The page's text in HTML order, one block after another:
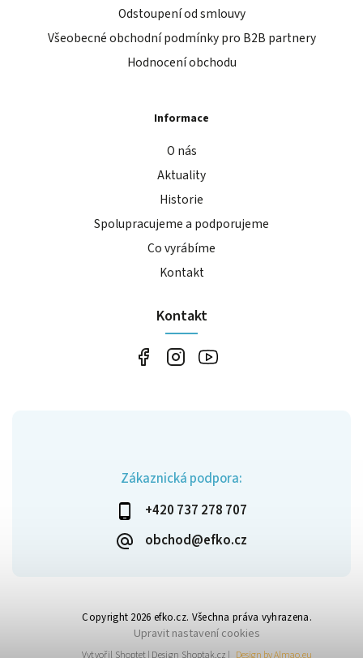
Zákaznická podpora:
+420 737 278 707
obchod@efko.cz
Odstoupení od smlouvy
Všeobecné obchodní podmínky pro B2B partnery
Hodnocení obchodu
Informace
O nás
Aktuality
Historie
Spolupracujeme a podporujeme
Co vyrábíme
Kontakt
Kontakt
Copyright 2026 efko.cz. Všechna práva vyhrazena.
Upravit nastavení cookies
Vytvořil Shoptet| Design Shoptak.cz | Design by Almao.eu